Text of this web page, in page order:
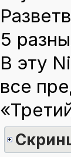
5
В эту
все